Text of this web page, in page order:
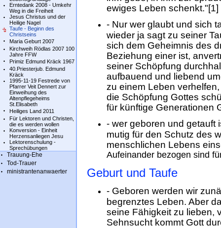
Erntedank 2008 - Umkehr
Weg in die Freiheit
Jesus Christus und der
Heilige Nagel
Taufe - Beginn des
Christseins
Maria Geburt 2007
Kirchweih Rödlas 2007 100
Jahre FFW
Primiz Edmund Kräck 1967
40.Priesterjub. Edmund
Kräck
1995-11-19 Festrede von
Pfarrer Veit Dennert zur
Einweihung des
Altenpflegeheims
St.Elisabeth
Heiliges Land 2011
Für Lektoren und Christen,
die es werden wollen
Konversion - Einheit
Herzensanliegen Jesu
Lektorenschulung -
Sprechübungen
Trauung-Ehe
Tod-Trauer
ministrantenanwaerter
ewiges Leben schenkt."[1]
- Nur wer glaubt und sich
wieder ja sagt zu seiner
sich dem Geheimnis des
Beziehung einer ist,
seiner Schöpfung
aufbauend und liebend
zu einem Leben
die Schöpfung Gottes
für künftige Generationen
- wer geboren und getauft
mutig für den Schutz des
menschlichen Lebens
Aufeinander bezogen sind
Geburt und Taufe
- Geboren werden wir
begrenztes Leben. Aber
seine Fähigkeit zu lieben,
Sehnsucht kommt Gott